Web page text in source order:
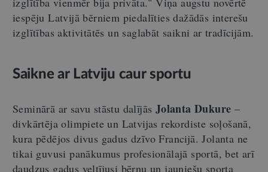
iespēju Latvijā bērniem piedalīties dažādās interešu
izglītības aktivitātēs un saglabāt saikni ar tradīcijām.
Saikne ar Latviju caur sportu
Seminārā ar savu stāstu dalījās Jolanta Dukure –
divkārtēja olimpiete un Latvijas rekordiste soļošanā,
kura pēdējos divus gadus dzīvo Francijā. Jolanta ne
tikai guvusi panākumus profesionālajā sportā, bet arī
daudzus gadus veltījusi bērnu un jauniešu sporta